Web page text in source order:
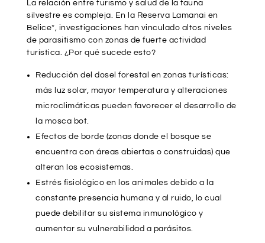
La relación entre turismo y salud de la fauna
silvestre es compleja. En la Reserva Lamanai en
Belice*, investigaciones han vinculado altos niveles
de parasitismo con zonas de fuerte actividad
turística. ¿Por qué sucede esto?
Reducción del dosel forestal en zonas turísticas:
más luz solar, mayor temperatura y alteraciones
microclimáticas pueden favorecer el desarrollo de
la mosca bot.
Efectos de borde (zonas donde el bosque se
encuentra con áreas abiertas o construidas) que
alteran los ecosistemas.
Estrés fisiológico en los animales debido a la
constante presencia humana y al ruido, lo cual
puede debilitar su sistema inmunológico y
aumentar su vulnerabilidad a parásitos.